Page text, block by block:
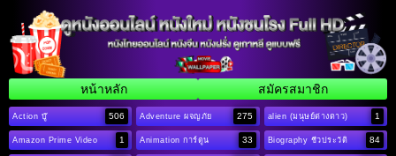
หน้าหลัก สมัครสมาชิก
Action บู๊ 506 Adventure ผจญภัย 275 alien (มนุษย์ต่างดาว) 1
Amazon Prime Video 1 Animation การ์ตูน 33 Biography ชีวประวัติ 84